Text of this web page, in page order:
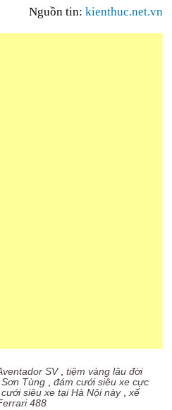
Nguồn tin: kienthuc.net.vn
SV,tiệm vàng lâu đời
Tùng ,đám cưới siêu xe cực
siêu xe tại Hà Nội này,xế
488